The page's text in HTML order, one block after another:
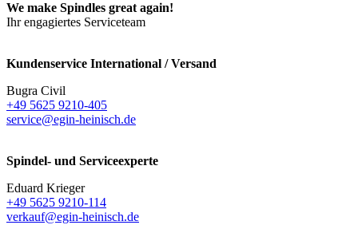
We make Spindles great again!
Ihr engagiertes Serviceteam
Kundenservice International / Versand
Bugra Civil
+49 5625 9210-405
service@egin-heinisch.de
Spindel- und Serviceexperte
Eduard Krieger
+49 5625 9210-114
verkauf@egin-heinisch.de